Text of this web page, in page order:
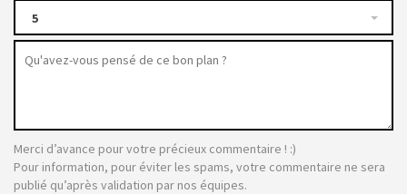
5
Merci d’avance pour votre précieux commentaire ! :)
Pour information, pour éviter les spams, votre commentaire ne sera
publié qu’après validation par nos équipes.